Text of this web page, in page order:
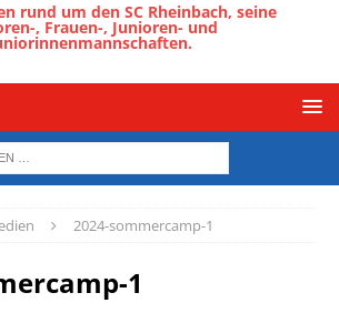
rund um den SC Rheinbach, seine
, Frauen-, Junioren- und
2024-sommercamp-1
1